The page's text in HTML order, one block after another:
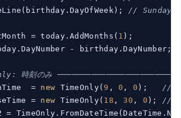
// Sunday
= today.AddMonths( 1
- birthday.DayNumber;
時刻のみ
= new TimeOnly( 9 , 0 , 0 ); //
= new TimeOnly( 18 , 30 , 0 ); //
=